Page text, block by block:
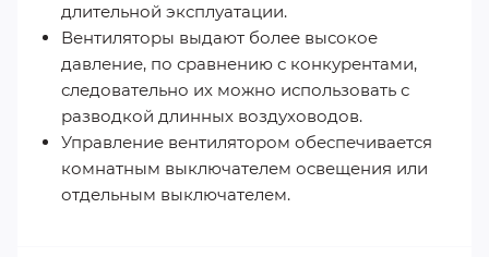
длительной эксплуатации.
Вентиляторы выдают более высокое
давление, по сравнению с конкурентами,
следовательно их можно использовать с
разводкой длинных воздуховодов.
Управление вентилятором обеспечивается
комнатным выключателем освещения или
отдельным выключателем.